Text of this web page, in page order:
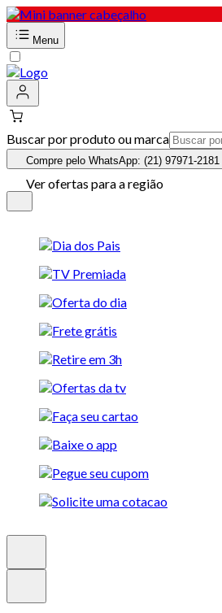
Menu
Buscar por produto ou marca
Compre pelo WhatsApp: (21) 97971-2181
Ver ofertas para a região